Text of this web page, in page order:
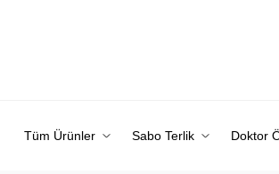
Tüm Ürünler Sabo Terlik Doktor